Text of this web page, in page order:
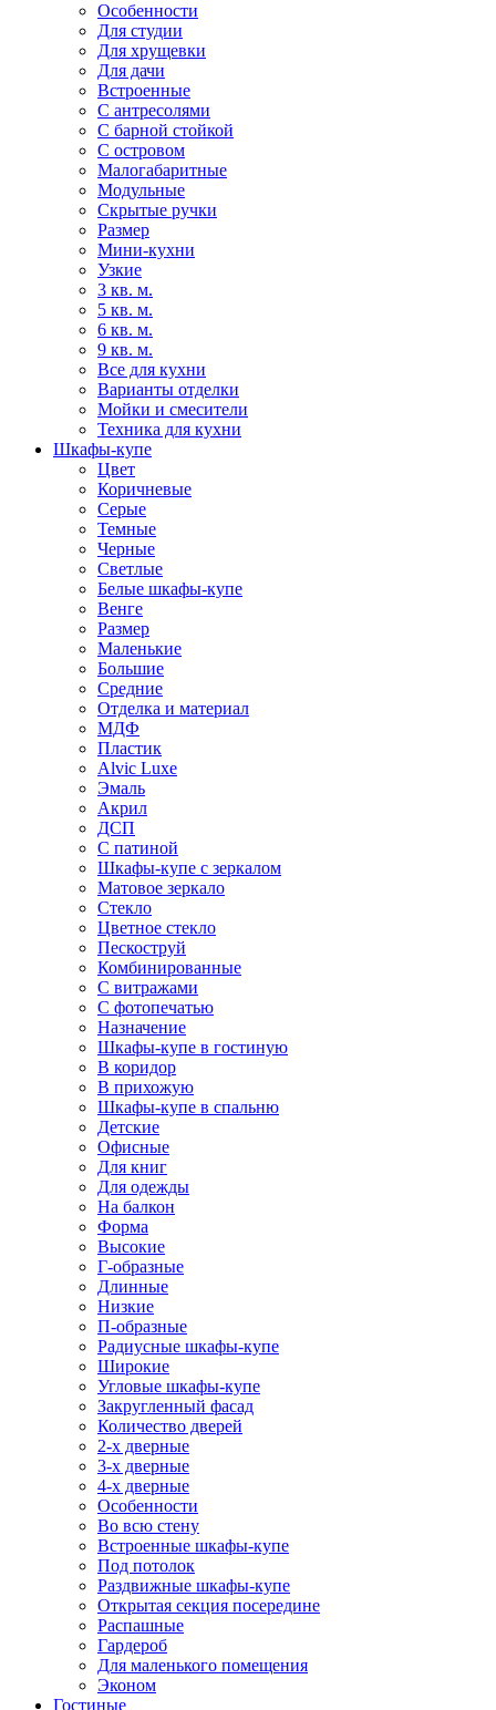
Особенности
Для студии
Для хрущевки
Для дачи
Встроенные
С антресолями
С барной стойкой
С островом
Малогабаритные
Модульные
Скрытые ручки
Размер
Мини-кухни
Узкие
3 кв. м.
5 кв. м.
6 кв. м.
9 кв. м.
Все для кухни
Варианты отделки
Мойки и смесители
Техника для кухни
Шкафы-купе
Цвет
Коричневые
Серые
Темные
Черные
Светлые
Белые шкафы-купе
Венге
Размер
Маленькие
Большие
Средние
Отделка и материал
МДФ
Пластик
Alvic Luxe
Эмаль
Акрил
ДСП
С патиной
Шкафы-купе с зеркалом
Матовое зеркало
Стекло
Цветное стекло
Пескоструй
Комбинированные
С витражами
С фотопечатью
Назначение
Шкафы-купе в гостиную
В коридор
В прихожую
Шкафы-купе в спальню
Детские
Офисные
Для книг
Для одежды
На балкон
Форма
Высокие
Г-образные
Длинные
Низкие
П-образные
Радиусные шкафы-купе
Широкие
Угловые шкафы-купе
Закругленный фасад
Количество дверей
2-х дверные
3-х дверные
4-х дверные
Особенности
Во всю стену
Встроенные шкафы-купе
Под потолок
Раздвижные шкафы-купе
Открытая секция посередине
Распашные
Гардероб
Для маленького помещения
Эконом
Гостиные